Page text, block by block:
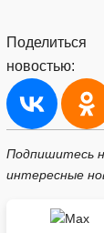
Поделиться
новостью:
Подпишитесь
интересные